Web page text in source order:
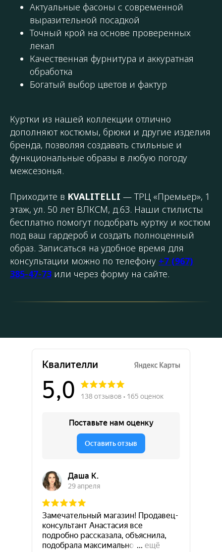
Актуальные фасоны с современной
выразительной посадкой
Точный крой на основе проверенных
лекал
Качественная фурнитура и аккуратная
обработка
Богатый выбор цветов и фактур
Куртки из нашей коллекции отлично
дополняют костюмы, брюки и другие изделия
бренда, позволяя создавать стильные и
функциональные образы в любую погоду
межсезонья.
Приходите в KVALITELLI — ТРЦ «Премьер», 1
этаж, ул. 50 лет ВЛКСМ, д.63. Наши стилисты
бесплатно помогут подобрать куртку и костюм
под ваш гардероб и создать полноценный
образ. Записаться на удобное время для
консультации можно по телефону +7 (967)
385-47-73 или через форму на сайте.